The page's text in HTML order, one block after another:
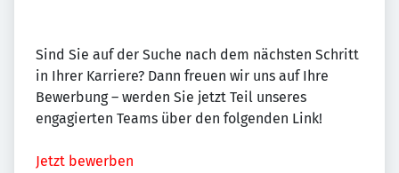
Sind Sie auf der Suche nach dem nächsten Schritt
in Ihrer Karriere? Dann freuen wir uns auf Ihre
Bewerbung – werden Sie jetzt Teil unseres
engagierten Teams über den folgenden Link!
Jetzt bewerben